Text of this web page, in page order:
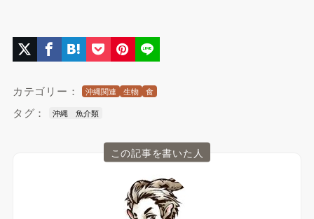
カテゴリー： 沖縄関連 生物 食
タグ： 沖縄 魚介類
この記事を書いた人